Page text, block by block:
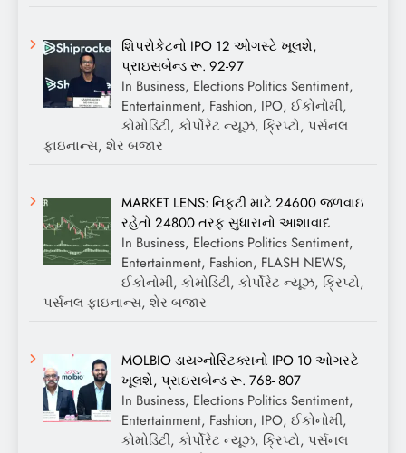
શિપરોકેટનો IPO 12 ઓગસ્ટે ખૂલશે,
પ્રાઇસબેન્ડ રૂ. 92-97
In Business, Elections Politics Sentiment,
Entertainment, Fashion, IPO, ઈકોનોમી,
કોમોડિટી, કોર્પોરેટ ન્યૂઝ, ક્રિપ્ટો, પર્સનલ
ફાઇનાન્સ, શેર બજાર
MARKET LENS: નિફ્ટી માટે 24600 જળવાઇ
રહેતો 24800 તરફ સુધારાનો આશાવાદ
In Business, Elections Politics Sentiment,
Entertainment, Fashion, FLASH NEWS,
ઈકોનોમી, કોમોડિટી, કોર્પોરેટ ન્યૂઝ, ક્રિપ્ટો,
પર્સનલ ફાઇનાન્સ, શેર બજાર
MOLBIO ડાયગ્નોસ્ટિક્સનો IPO 10 ઓગસ્ટે
ખૂલશે, પ્રાઇસબેન્ડ રૂ. 768- 807
In Business, Elections Politics Sentiment,
Entertainment, Fashion, IPO, ઈકોનોમી,
કોમોડિટી, કોર્પોરેટ ન્યૂઝ, ક્રિપ્ટો, પર્સનલ